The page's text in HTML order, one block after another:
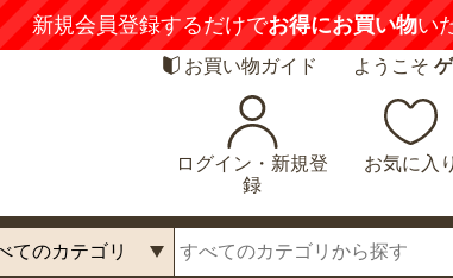
新規会員登録するだけでお得にお買い物い
お買い物ガイド ようこそ
ログイン・新規登
録
お気に入り